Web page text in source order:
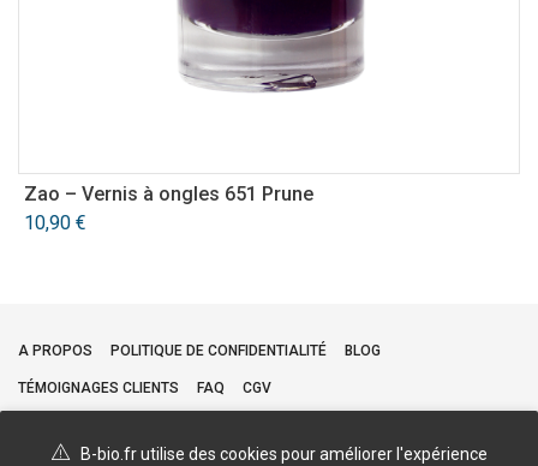
Zao – Vernis à ongles 651 Prune
10,90 €
A PROPOS POLITIQUE DE CONFIDENTIALITÉ BLOG
TÉMOIGNAGES CLIENTS FAQ CGV
B-bio.fr utilise des cookies pour améliorer l'expérience